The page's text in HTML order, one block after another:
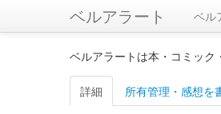
ベルアラート ベル
ベルアラートは本・コミック
詳細 所有管理・感想を